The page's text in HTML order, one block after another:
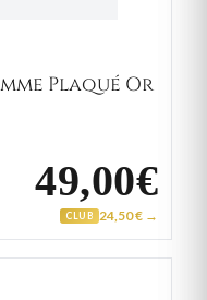
Plaqué Or
49,00€
CLUB 24,50 € →